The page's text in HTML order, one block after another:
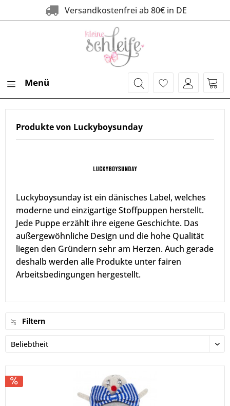
Versandkostenfrei ab 80€ in DE
Menü
Produkte von Luckyboysunday
Luckyboysunday ist ein dänisches Label, welches
moderne und einzigartige Stoffpuppen herstellt.
Jede Puppe erzählt ihre eigene Geschichte. Das
außergewöhnliche Design und die hohe Qualität
liegen den Gründern sehr am Herzen. Auch gerade
deshalb werden alle Produkte unter fairen
Arbeitsbedingungen hergestellt.
Filtern